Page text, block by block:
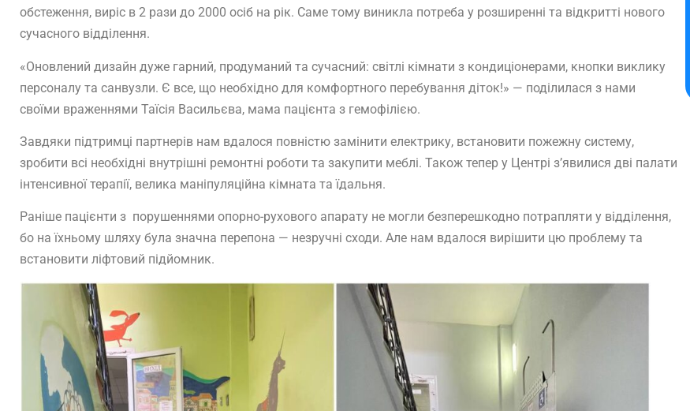
обстеження, виріс в 2 рази до 2000 осіб на рік. Саме тому виникла потреба у розширенні та відкритті нового
сучасного відділення.
«Оновлений дизайн дуже гарний, продуманий та сучасний: світлі кімнати з кондиціонерами, кнопки виклику
персоналу та санвузли. Є все, що необхідно для комфортного перебування діток!» — поділилася з нами
своїми враженнями Таїсія Васильєва, мама пацієнта з гемофілією.
Завдяки підтримці партнерів нам вдалося повністю замінити електрику, встановити пожежну систему,
зробити всі необхідні внутрішні ремонтні роботи та закупити меблі. Також тепер у Центрі зʼявилися дві палати
інтенсивної терапії, велика маніпуляційна кімната та їдальня.
Раніше пацієнти з порушеннями опорно-рухового апарату не могли безперешкодно потрапляти у відділення,
бо на їхньому шляху була значна перепона — незручні сходи. Але нам вдалося вирішити цю проблему та
встановити ліфтовий підйомник.